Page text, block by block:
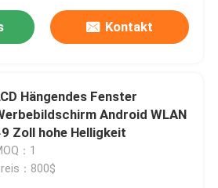
Kontakt
Hängendes Fenster
Android WLAN
Zoll hohe Helligkeit
：1
：800$